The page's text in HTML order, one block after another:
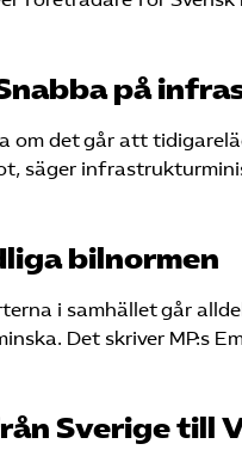
på
om det går att
säger
bilnormen
i samhället går
Det skriver MP:s
Sverige till